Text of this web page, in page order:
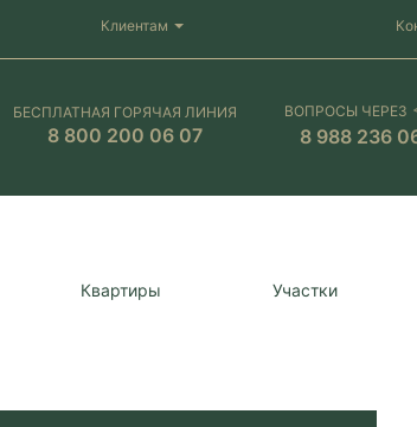
Клиентам
БЕСПЛАТНАЯ ГОРЯЧАЯ ЛИНИЯ
8 800 200 06 07
ВОПРОСЫ ЧЕРЕЗ
8 988 236
Квартиры Участки